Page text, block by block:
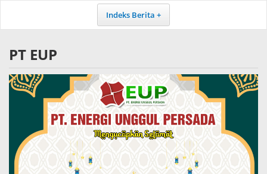
Indeks Berita
PT EUP